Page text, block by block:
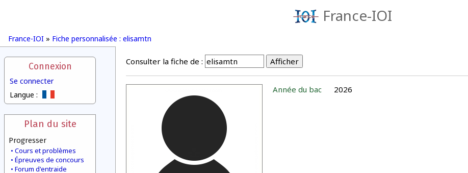
France-IOI
France-IOI » Fiche personnalisée : elisamtn
Connexion
Se connecter
Langue :
Plan du site
Progresser
Cours et problèmes
Épreuves de concours
Forum d'entraide
Consulter la fiche de :
Année du bac 2026